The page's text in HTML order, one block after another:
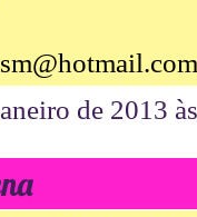
de 2013